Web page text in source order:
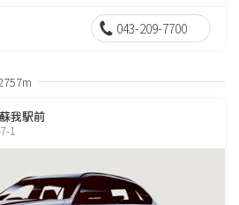
043-209-7700
我駅前
1